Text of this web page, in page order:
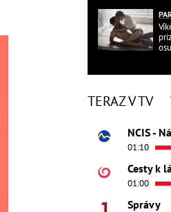
TERAZ V TV
01:10
Cesty k
01:00
Správy